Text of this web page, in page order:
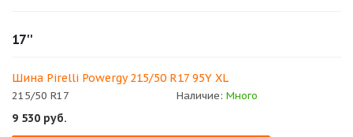
17''
Шина Pirelli Powergy 215/50 R17 95Y XL
215/50 R17 Наличие: Много
9 530 руб.